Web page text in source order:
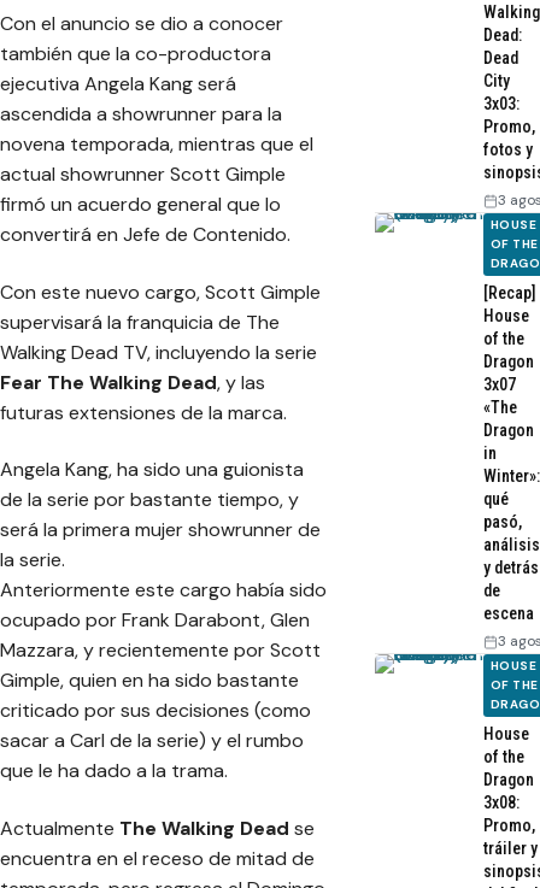
Con el anuncio se dio a conocer
también que la co-productora
ejecutiva Angela Kang será
ascendida a showrunner para la
novena temporada, mientras que el
actual showrunner Scott Gimple
firmó un acuerdo general que lo
convertirá en Jefe de Contenido.
Con este nuevo cargo, Scott Gimple
supervisará la franquicia de The
Walking Dead TV, incluyendo la serie
Fear The Walking Dead, y las
futuras extensiones de la marca.
Angela Kang, ha sido una guionista
de la serie por bastante tiempo, y
será la primera mujer showrunner de
la serie.
Anteriormente este cargo había sido
ocupado por Frank Darabont, Glen
Mazzara, y recientemente por Scott
Gimple, quien en ha sido bastante
criticado por sus decisiones (como
sacar a Carl de la serie) y el rumbo
que le ha dado a la trama.
Actualmente The Walking Dead se
encuentra en el receso de mitad de
Walking
Dead:
Dead
City
3x03:
Promo,
fotos y
3
HOUSE
OF THE
[Recap]
House
of the
Dragon
3x07
«The
Dragon
in
Winter»:
qué
pasó,
análisis
y detrás
de
escena
3
HOUSE
OF THE
House
of the
Dragon
3x08:
Promo,
tráiler y